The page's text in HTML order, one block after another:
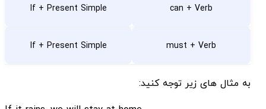
can + Verb
If + Present Simple
must + Verb
If + Present Simple
به مثال های زیر توجه کنید: